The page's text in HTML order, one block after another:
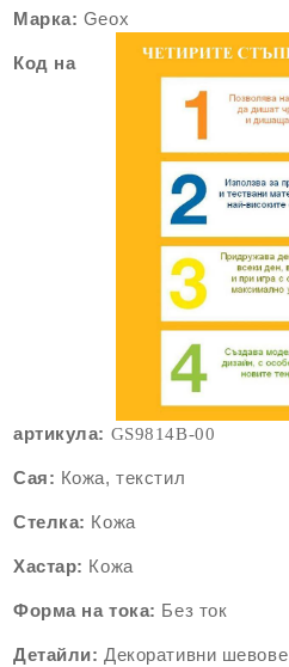
Марка: Geox
Код на
артикула: GS9814B-00
Сая: Кожа, текстил
Стелка: Кожа
Хастар: Кожа
Форма на тока: Без ток
Детайли:Декоративни шевове